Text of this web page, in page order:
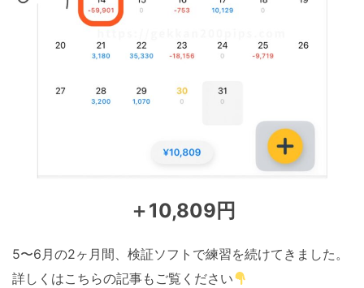
＋10,809円
5〜6月の2ヶ月間、検証ソフトで練習を続けてきました。
詳しくはこちらの記事もご覧ください